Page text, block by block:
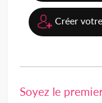
Créer
Soyez le